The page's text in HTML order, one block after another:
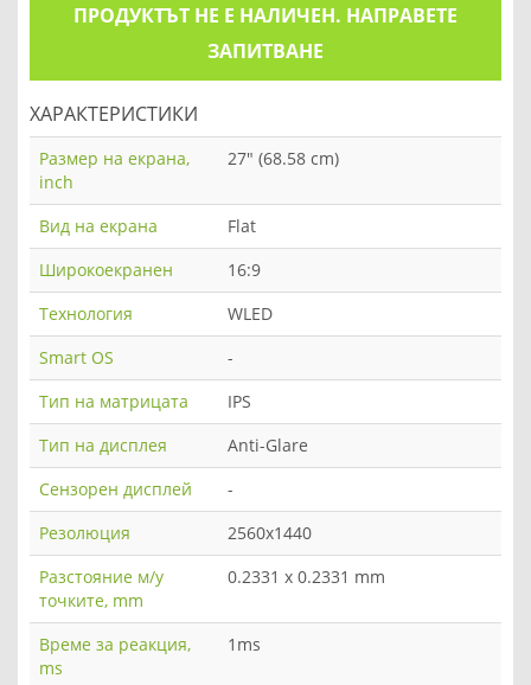
ПРОДУКТЪТ НЕ Е НАЛИЧЕН. НАПРАВЕТЕ
ЗАПИТВАНЕ
ХАРАКТЕРИСТИКИ
Размер на екрана,
inch
27" (68.58 cm)
Вид на екрана
Flat
Широкоекранен
16:9
Технология
WLED
Smart OS
-
Тип на матрицата
IPS
Тип на дисплея
Anti-Glare
Сензорен дисплей
-
Резолюция
2560x1440
Разстояние м/у
точките, mm
0.2331 x 0.2331 mm
Време за реакция,
ms
1ms